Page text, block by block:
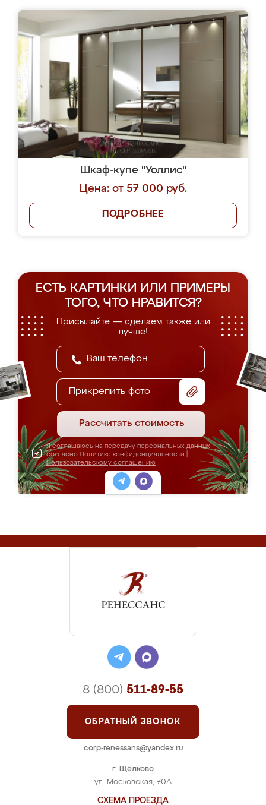
Шкаф-купе "Уоллис"
Цена: от 57 000 руб.
ПОДРОБНЕЕ
ЕСТЬ КАРТИНКИ ИЛИ ПРИМЕРЫ
ТОГО, ЧТО НРАВИТСЯ?
Присылайте — сделаем также или
лучше!
Прикрепить фото
Рассчитать стоимость
Я соглашаюсь на передачу персональных данных
согласно Политике конфиденциальности
Пользовательскому соглашению
г. Щёлково
ул. Московская, 70А
СХЕМА ПРОЕЗДА
8 (800) 511-89-55
ОБРАТНЫЙ ЗВОНОК
corp-renessans@yandex.ru